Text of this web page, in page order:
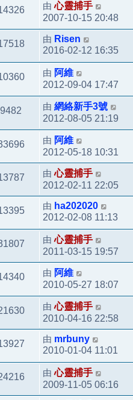
由心靈捕手
2007-10-15 20:48
由 Risen
2016-02-12 16:35
由 阿維
2012-09-04 17:47
9482 由 網絡新手3號
2012-08-05 21:19
由 阿維
2012-05-18 10:31
由心靈捕手
2012-02-11 22:05
由 ha202020
2012-02-08 11:13
由心靈捕手
2011-03-15 19:57
由 阿維
2010-05-27 18:07
由心靈捕手
2010-04-16 22:58
由 mrbuny
2010-01-04 11:01
由心靈捕手
2009-11-05 06:16